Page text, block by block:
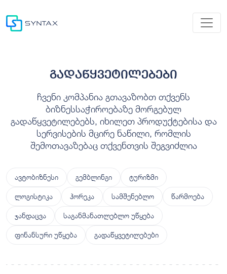
გადაწყვეტილებები
ჩვენი კომპანია გთავაზობთ თქვენს
ბიზნესსაჭიროებაზე მორგებულ
გადაწყვეტილებებს, იხილეთ პროდუქტებისა და
სერვისების მცირე ნაწილი, რომლის
შემოთავაზებაც თქვენთვის შეგვიძლია
ავტობიზნესი გემბლინგი ტურიზმი
ლოგისტიკა ჰორეკა სამშენებლო წარმოება
ჯანდაცვა საგანმანათლებლო უწყება
ფინანსური უწყება გადაწყვეტილებები